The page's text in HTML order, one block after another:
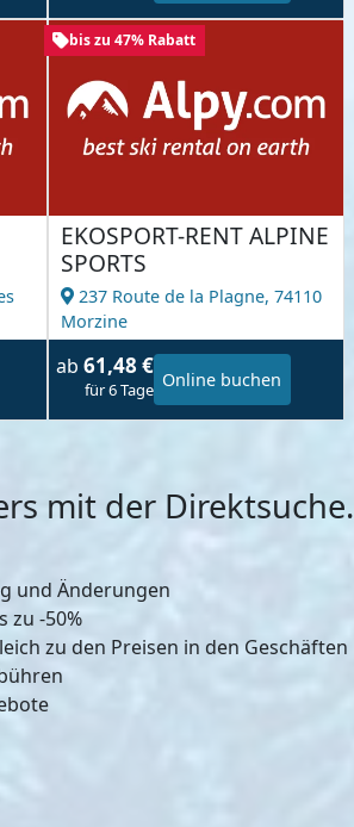
bis zu 47% Rabatt
EKOSPORT-RENT ALPINE
SPORTS
237 Route de la Plagne, 74110
Morzine
ab 61,48 €
für 6 Tage Online buchen
mit der Direktsuche.
und Änderungen
zu -50%
zu den Preisen in den Geschäften